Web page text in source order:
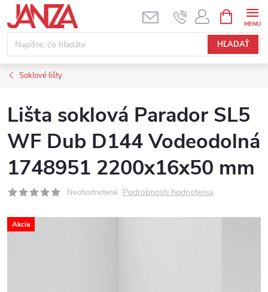
Prejsť na obsah
HĽADAŤ
Soklové lišty
Lišta soklová Parador SL5
WF Dub D144 Vodeodolná
1748951 2200x16x50 mm
Neohodnotené Podrobnosti hodnotenia
Akcia